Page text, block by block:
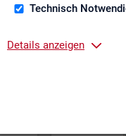
Technisch
Details anzeigen